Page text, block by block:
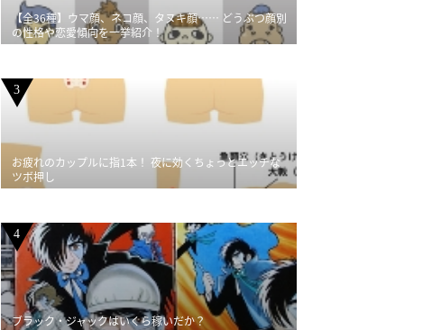
【全36種】ウマ顔、ネコ顔、タヌキ顔…… どうぶつ顔別
の性格や恋愛傾向を一挙紹介！
3
お疲れのカップルに指1本！ 夜に効くちょっとエッチな
ツボ押し
4
ブラック・ジャックはいくら稼いだか？